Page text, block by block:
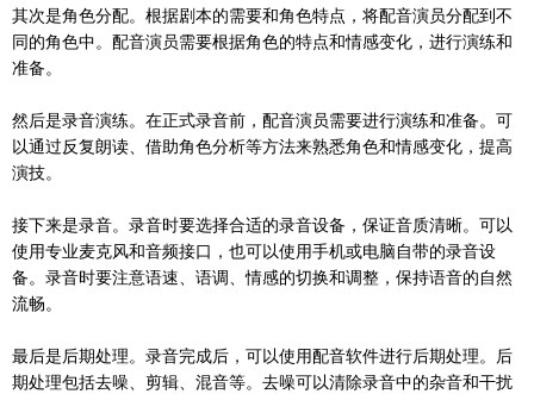
其次是角色分配。根据剧本的需要和角色特点，将配音演员分配到不
同的角色中。配音演员需要根据角色的特点和情感变化，进行演练和
准备。
然后是录音演练。在正式录音前，配音演员需要进行演练和准备。可
以通过反复朗读、借助角色分析等方法来熟悉角色和情感变化，提高
演技。
接下来是录音。录音时要选择合适的录音设备，保证音质清晰。可以
使用专业麦克风和音频接口，也可以使用手机或电脑自带的录音设
备。录音时要注意语速、语调、情感的切换和调整，保持语音的自然
流畅。
最后是后期处理。录音完成后，可以使用配音软件进行后期处理。后
期处理包括去噪、剪辑、混音等。去噪可以清除录音中的杂音和干扰